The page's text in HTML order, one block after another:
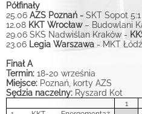
Półfinały
25.06 AZS Poznań - SKT Sopot 5:1
12.08 KKT Wrocław – Budowlani
29.06 SKS Nadwiślan Kraków -
23.06 Legia Warszawa- MKT
Finał A
Termin: 18-20 września
Miejsce: Poznań, korty AZS
Sędzia naczelny: Ryszard Kot
1